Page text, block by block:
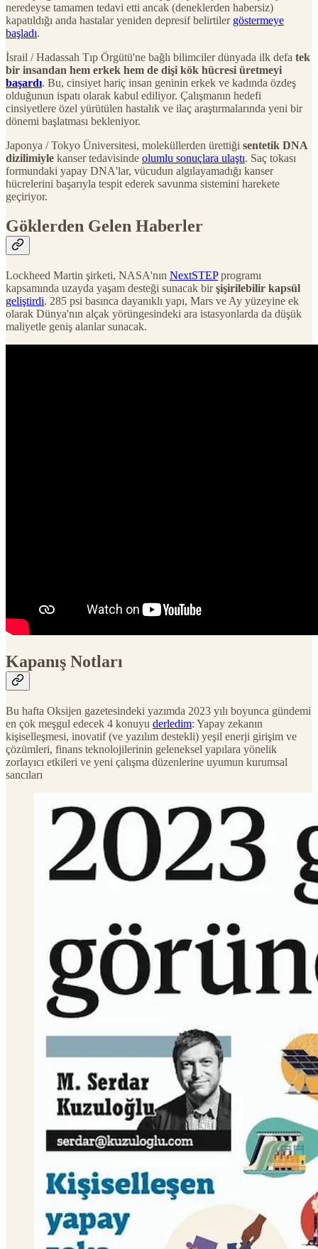
neredeyse tamamen tedavi etti ancak (deneklerden habersiz)
kapatıldığı anda hastalar yeniden depresif belirtiler göstermeye
başladı.
İsrail / Hadassah Tıp Örgütü'ne bağlı bilimciler dünyada ilk defa tek
bir insandan hem erkek hem de dişi kök hücresi üretmeyi
başardı. Bu, cinsiyet hariç insan geninin erkek ve kadında özdeş
olduğunun ispatı olarak kabul ediliyor. Çalışmanın hedefi
cinsiyetlere özel yürütülen hastalık ve ilaç araştırmalarında yeni bir
dönemi başlatması bekleniyor.
Japonya / Tokyo Üniversitesi, moleküllerden ürettiği sentetik DNA
dizilimiyle kanser tedavisinde olumlu sonuçlara ulaştı. Saç tokası
formundaki yapay DNA'lar, vücudun algılayamadığı kanser
hücrelerini başarıyla tespit ederek savunma sistemini harekete
geçiriyor.
Göklerden Gelen Haberler
Lockheed Martin şirketi, NASA'nın NextSTEPprogramı
kapsamında uzayda yaşam desteği sunacak birşişirilebilir kapsül
geliştirdi. 285 psi basınca dayanıklı yapı, Mars ve Ay yüzeyine ek
olarak Dünya'nın alçak yörüngesindeki ara istasyonlarda da düşük
maliyetle geniş alanlar sunacak.
Kapanış Notları
Bu hafta Oksijen gazetesindeki yazımda 2023 yılı boyunca gündemi
en çok meşgul edecek 4 konuyu derledim: Yapay zekanın
kişiselleşmesi, inovatif (ve yazılım destekli) yeşil enerji girişim ve
çözümleri, finans teknolojilerinin geleneksel yapılara yönelik
zorlayıcı etkileri ve yeni çalışma düzenlerine uyumun kurumsal
sancıları